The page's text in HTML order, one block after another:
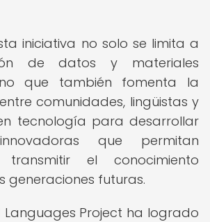
iniciativa no solo se limita a
de datos y materiales
que también fomenta la
comunidades, lingüistas y
tecnología para desarrollar
que permitan
el conocimiento
generaciones futuras.
Languages Project ha logrado